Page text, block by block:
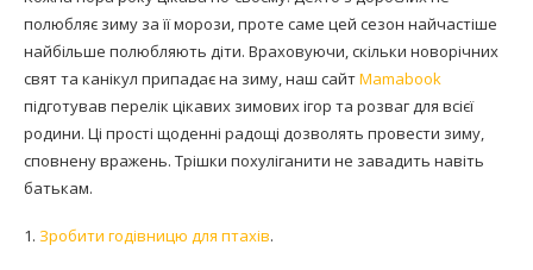
полюбляє зиму за її морози, проте саме цей сезон найчастіше
найбільше полюбляють діти. Враховуючи, скільки новорічних
свят та канікул припадає на зиму, наш сайтMamabook
підготував перелік цікавих зимових ігор та розваг для всієї
родини. Ці прості щоденні радощі дозволять провести зиму,
сповнену вражень. Трішки похуліганити не завадить навіть
батькам.
1. Зробити годівницю для птахів.